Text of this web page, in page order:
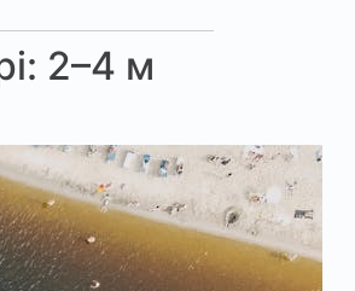
2–4 м